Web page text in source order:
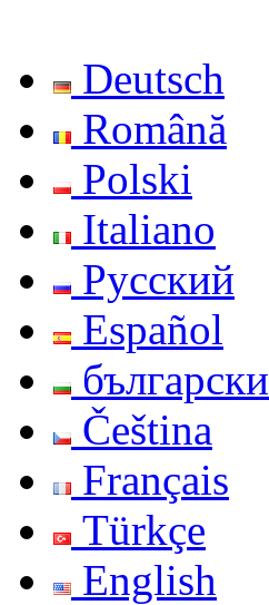
Deutsch
Română
Polski
Italiano
Русский
Español
български
Čeština
Français
Türkçe
English